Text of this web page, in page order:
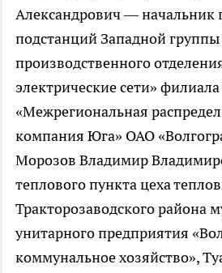
Александрович — начальник
подстанций Западной
производственного
электрические сети»
«Межрегиональная
компания Юга» ОАО
Морозов Владимир
теплового пункта цеха
Тракторозаводского района
унитарного предприятия
коммунальное хозяйство»,